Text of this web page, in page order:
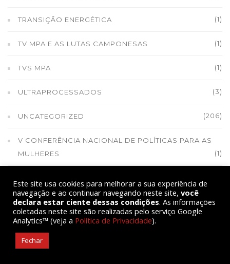
TRANSIÇÃO ENERGÉTICA (1)
TV MPA E AS LUTAS CAMPONESAS (1)
TVS MPA (1)
ULTRAPROCESSADOS (3)
UNCATEGORIZED (206)
V CONFERÊNCIA NACIONAL DE POLÍTICAS PARA AS
MULHERES
(1)
VIOLÊNCIA NO CAMPO (1)
VIOLÊNCIA POLÍTICA
VITÓRIA DO QUILOMBOLA DE MAGARATIBA
Este site usa cookies para melhorar a sua experiência de
navegação e ao continuar navegando neste site, você
declara estar ciente dessas condições. As informações
coletadas neste site são realizadas pelo serviço Google
Analytics™ (veja a Política de Privacidade).
Fechar